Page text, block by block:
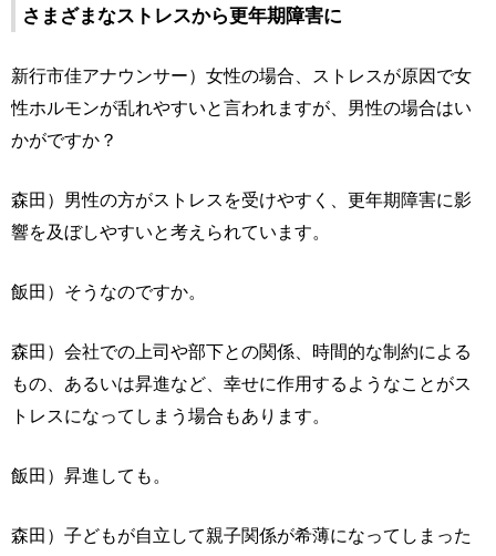
さまざまなストレスから更年期障害に
新行市佳アナウンサー）女性の場合、ストレスが原因で女
性ホルモンが乱れやすいと言われますが、男性の場合はい
かがですか？
森田）男性の方がストレスを受けやすく、更年期障害に影
響を及ぼしやすいと考えられています。
飯田）そうなのですか。
森田）会社での上司や部下との関係、時間的な制約による
もの、あるいは昇進など、幸せに作用するようなことがス
トレスになってしまう場合もあります。
飯田）昇進しても。
森田）子どもが自立して親子関係が希薄になってしまった